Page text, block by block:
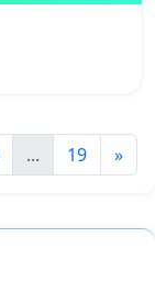
... 19 »